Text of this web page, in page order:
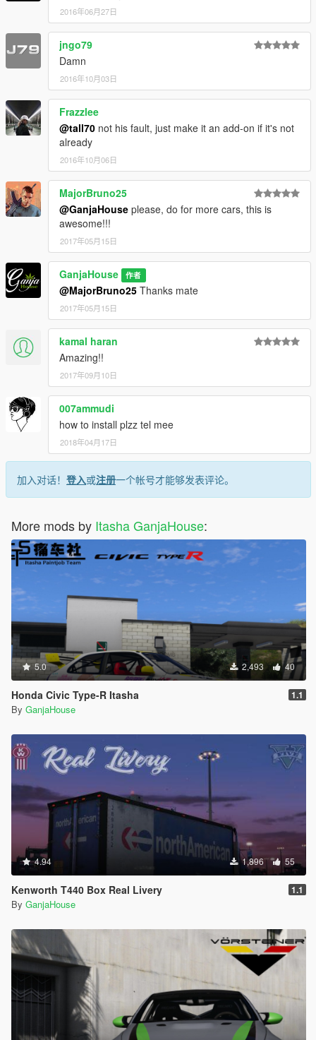
2016年06月27日
jngo79
Damn
2016年10月03日
Frazzlee
@tall70 not his fault, just make it an add-on if it's not
already
2016年10月06日
MajorBruno25
@GanjaHouse please, do for more cars, this is
awesome!!!
2017年05月15日
GanjaHouse 作者
@MajorBruno25 Thanks mate
2017年05月15日
kamal haran
Amazing!!
2017年09月10日
007ammudi
how to install plzz tel mee
2018年04月17日
加入对话！ 登入或注册一个帐号才能够发表评论。
More mods by Itasha GanjaHouse:
5.0 2,493 40
Honda Civic Type-R Itasha 1.1
By GanjaHouse
4.94 1,896 55
Kenworth T440 Box Real Livery 1.1
By GanjaHouse